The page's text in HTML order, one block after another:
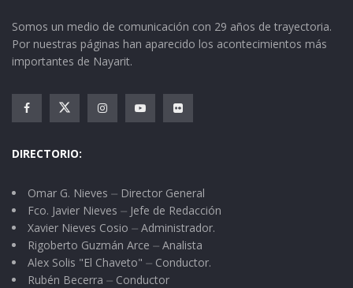
Somos un medio de comunicación con 29 años de trayectoria.
Por nuestras páginas han aparecido los acontecimientos más
importantes de Nayarit.
DIRECTORIO:
Omar G. Nieves ⏤ Director General
Fco. Javier Nieves ⏤ Jefe de Redacción
Xavier Nieves Cosio ⏤ Administrador.
Rigoberto Guzmán Arce ⏤ Analista
Alex Solis "El Chaveto" ⏤ Conductor.
Rubén Becerra ⏤ Conductor